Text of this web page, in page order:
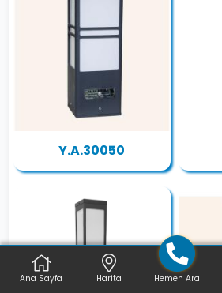
Y.A.30050
Ana Sayfa Harita Hemen Ara